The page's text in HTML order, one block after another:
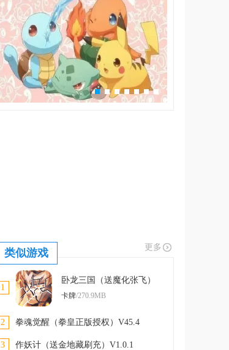
类似游戏 更多
1
卧龙三国（送魔化张飞）
V1.00
卡牌/270.9MB
2 拳魂觉醒（拳皇正版授权）V45.4
3 作妖计（送金地藏刷充）V1.0.1